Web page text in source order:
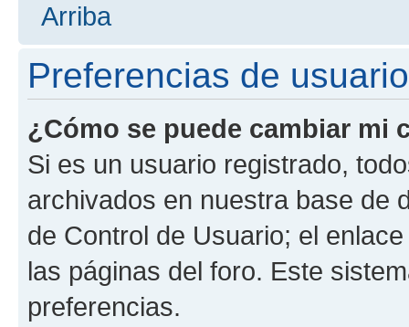
Arriba
Preferencias de
¿Cómo se puede cambiar mi
Si es un usuario registrado,
archivados en nuestra base de
de Control de Usuario; el
las páginas del foro. Este
preferencias.